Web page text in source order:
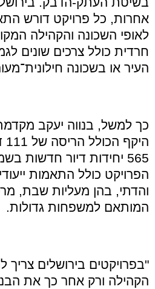
אחרות, כל פרויקט דורש
לאופי השכונה והקהילה
חרדית כולל צרכים שונים
העיר או בשכונה
כך למשל, בנווה יעקב
היקף הכולל הריסה של 111
565 יחידות דיור חדשות
הפרויקט כולל התאמות
והדתי, בהן מעליות שבת,
המותאם למשפחות גדולות.
"בפרויקטים בירושלים צריך
הקהילה ורק אחר כך את